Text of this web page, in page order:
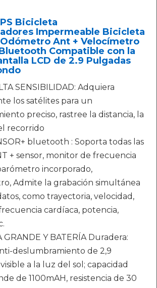
Bicicleta
Impermeable Bicicleta
Ant + Velocímetro
Compatible con la
LCD de 2.9 Pulgadas
SENSIBILIDAD: Adquiera
los satélites para un
preciso, rastree la distancia, la
recorrido
bluetooth : Soporta todas las
+ sensor, monitor de frecuencia
incorporado,
Admite la grabación simultánea
como trayectoria, velocidad,
cardíaca, potencia,
GRANDE Y BATERÍA Duradera:
deslumbramiento de 2,9
a la luz del sol; capacidad
de 1100mAH, resistencia de 30